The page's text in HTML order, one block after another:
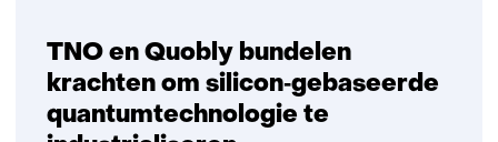
TNO en Quobly bundelen
krachten om silicon‑gebaseerde
quantumtechnologie te